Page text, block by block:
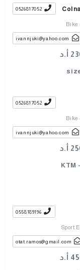
Bike
0526817052
ivannjuki@yahoo.com
Bike
KTM
0526817052
ivannjuki@yahoo.com
Sport
-
0558189196
otat.ramos@gmail.com